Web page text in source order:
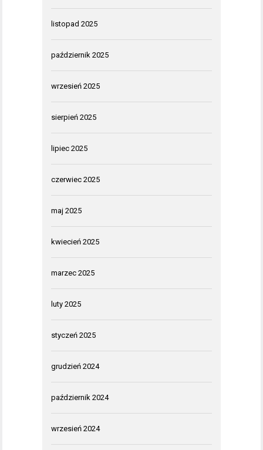
listopad 2025
październik 2025
wrzesień 2025
sierpień 2025
lipiec 2025
czerwiec 2025
maj 2025
kwiecień 2025
marzec 2025
luty 2025
styczeń 2025
grudzień 2024
październik 2024
wrzesień 2024